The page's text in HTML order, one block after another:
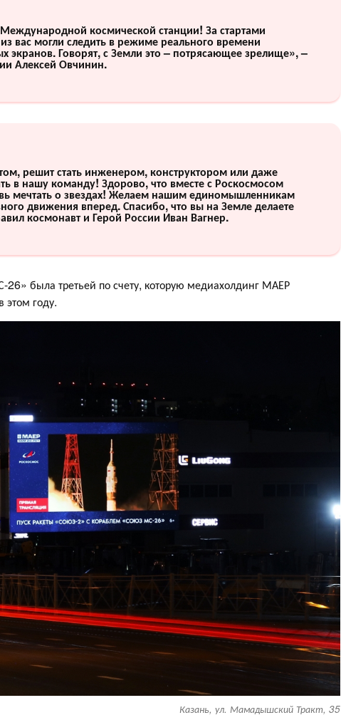
космической станции! За стартами
вас могли следить в режиме реального времени
экранов. Говорят, с Земли это – потрясающее зрелище», –
Алексей Овчинин.
решит стать инженером, конструктором или даже
в нашу команду! Здорово, что вместе с Роскосмосом
мечтать о звездах! Желаем нашим единомышленникам
движения вперед. Спасибо, что вы на Земле делаете
космонавт и Герой России Иван Вагнер.
была третьей по счету, которую медиахолдинг МАЕР
этом году.
Казань, ул. Мамадышский Тракт, 35